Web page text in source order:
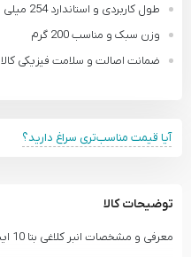
طول کاربردی و استاندارد 254 میلی متر
وزن سبک و مناسب 200 گرم
ضمانت اصالت و سلامت فیزیکی کالا
آیا قیمت مناسب‌تری سراغ دارید؟
توضیحات کالا
معرفی و مشخصات انبر کلاغی بتا 10 اینچ مدل 1048V-240